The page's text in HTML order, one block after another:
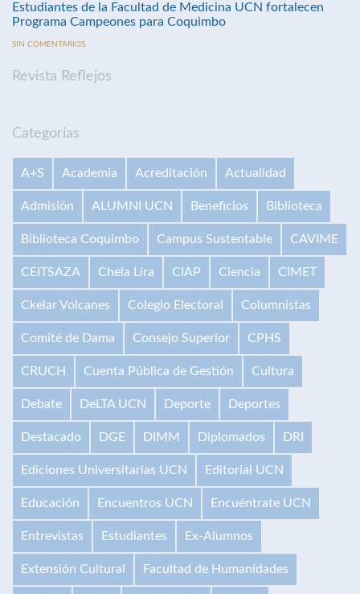
Estudiantes de la Facultad de Medicina UCN fortalecen
Programa Campeones para Coquimbo
SIN COMENTARIOS
Revista Reflejos
Categorías
A+S Academia Acreditación Actualidad
Admisión ALUMNI UCN Beneficios Biblioteca
Biblioteca Coquimbo Campus Sustentable CAVIME
CEITSAZA Chela Lira CIAP Ciencia CIMET
Ckelar Volcanes Colegio Electoral Columnistas
Comité de Dama Consejo Superior CPHS
CRUCH Cuenta Pública de Gestión Cultura
Debate DeLTA UCN Deporte Deportes
Destacado DGE DIMM Diplomados DRI
Ediciones Universitarias UCN Editorial UCN
Educación Encuentros UCN Encuéntrate UCN
Entrevistas Estudiantes Ex-Alumnos
Extensión Cultural Facultad de Humanidades